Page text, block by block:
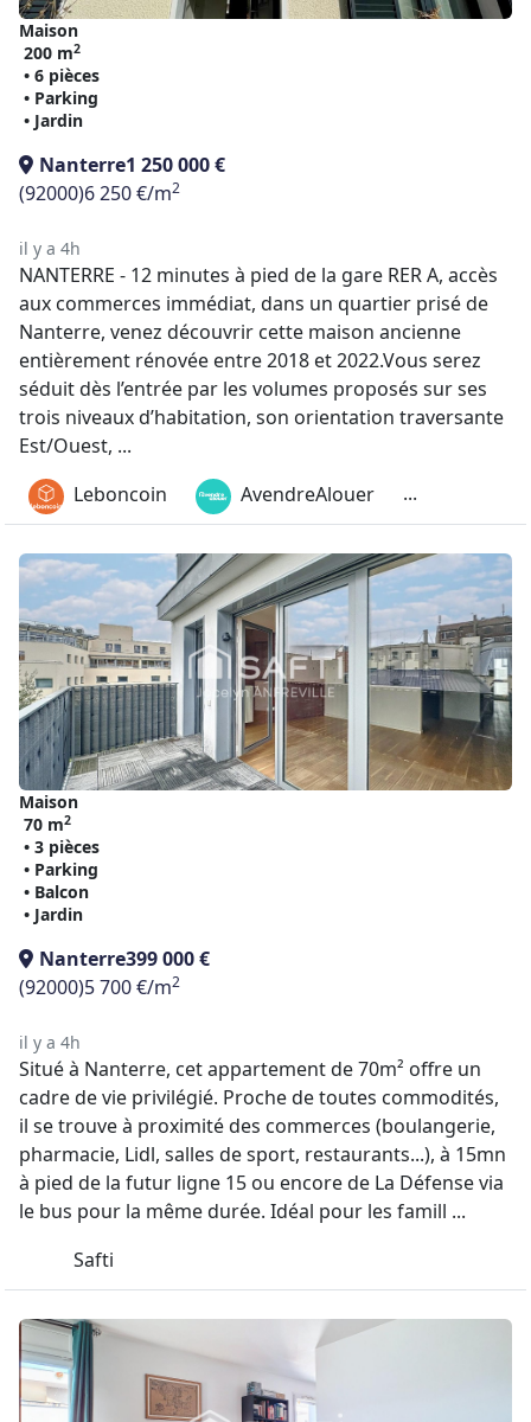
Maison
200 m2
• 6 pièces
• Parking
• Jardin
Nanterre1 250 000 €
(92000)6 250 €/m2
il y a 4h
NANTERRE - 12 minutes à pied de la gare RER A, accès
aux commerces immédiat, dans un quartier prisé de
Nanterre, venez découvrir cette maison ancienne
entièrement rénovée entre 2018 et 2022.Vous serez
séduit dès l’entrée par les volumes proposés sur ses
trois niveaux d’habitation, son orientation traversante
Est/Ouest, ...
Leboncoin
AvendreAlouer ...
Maison
70 m2
• 3 pièces
• Parking
• Balcon
• Jardin
Nanterre399 000 €
(92000)5 700 €/m2
il y a 4h
Situé à Nanterre, cet appartement de 70m² offre un
cadre de vie privilégié. Proche de toutes commodités,
il se trouve à proximité des commerces (boulangerie,
pharmacie, Lidl, salles de sport, restaurants...), à 15mn
à pied de la futur ligne 15 ou encore de La Défense via
le bus pour la même durée. Idéal pour les famill ...
Safti